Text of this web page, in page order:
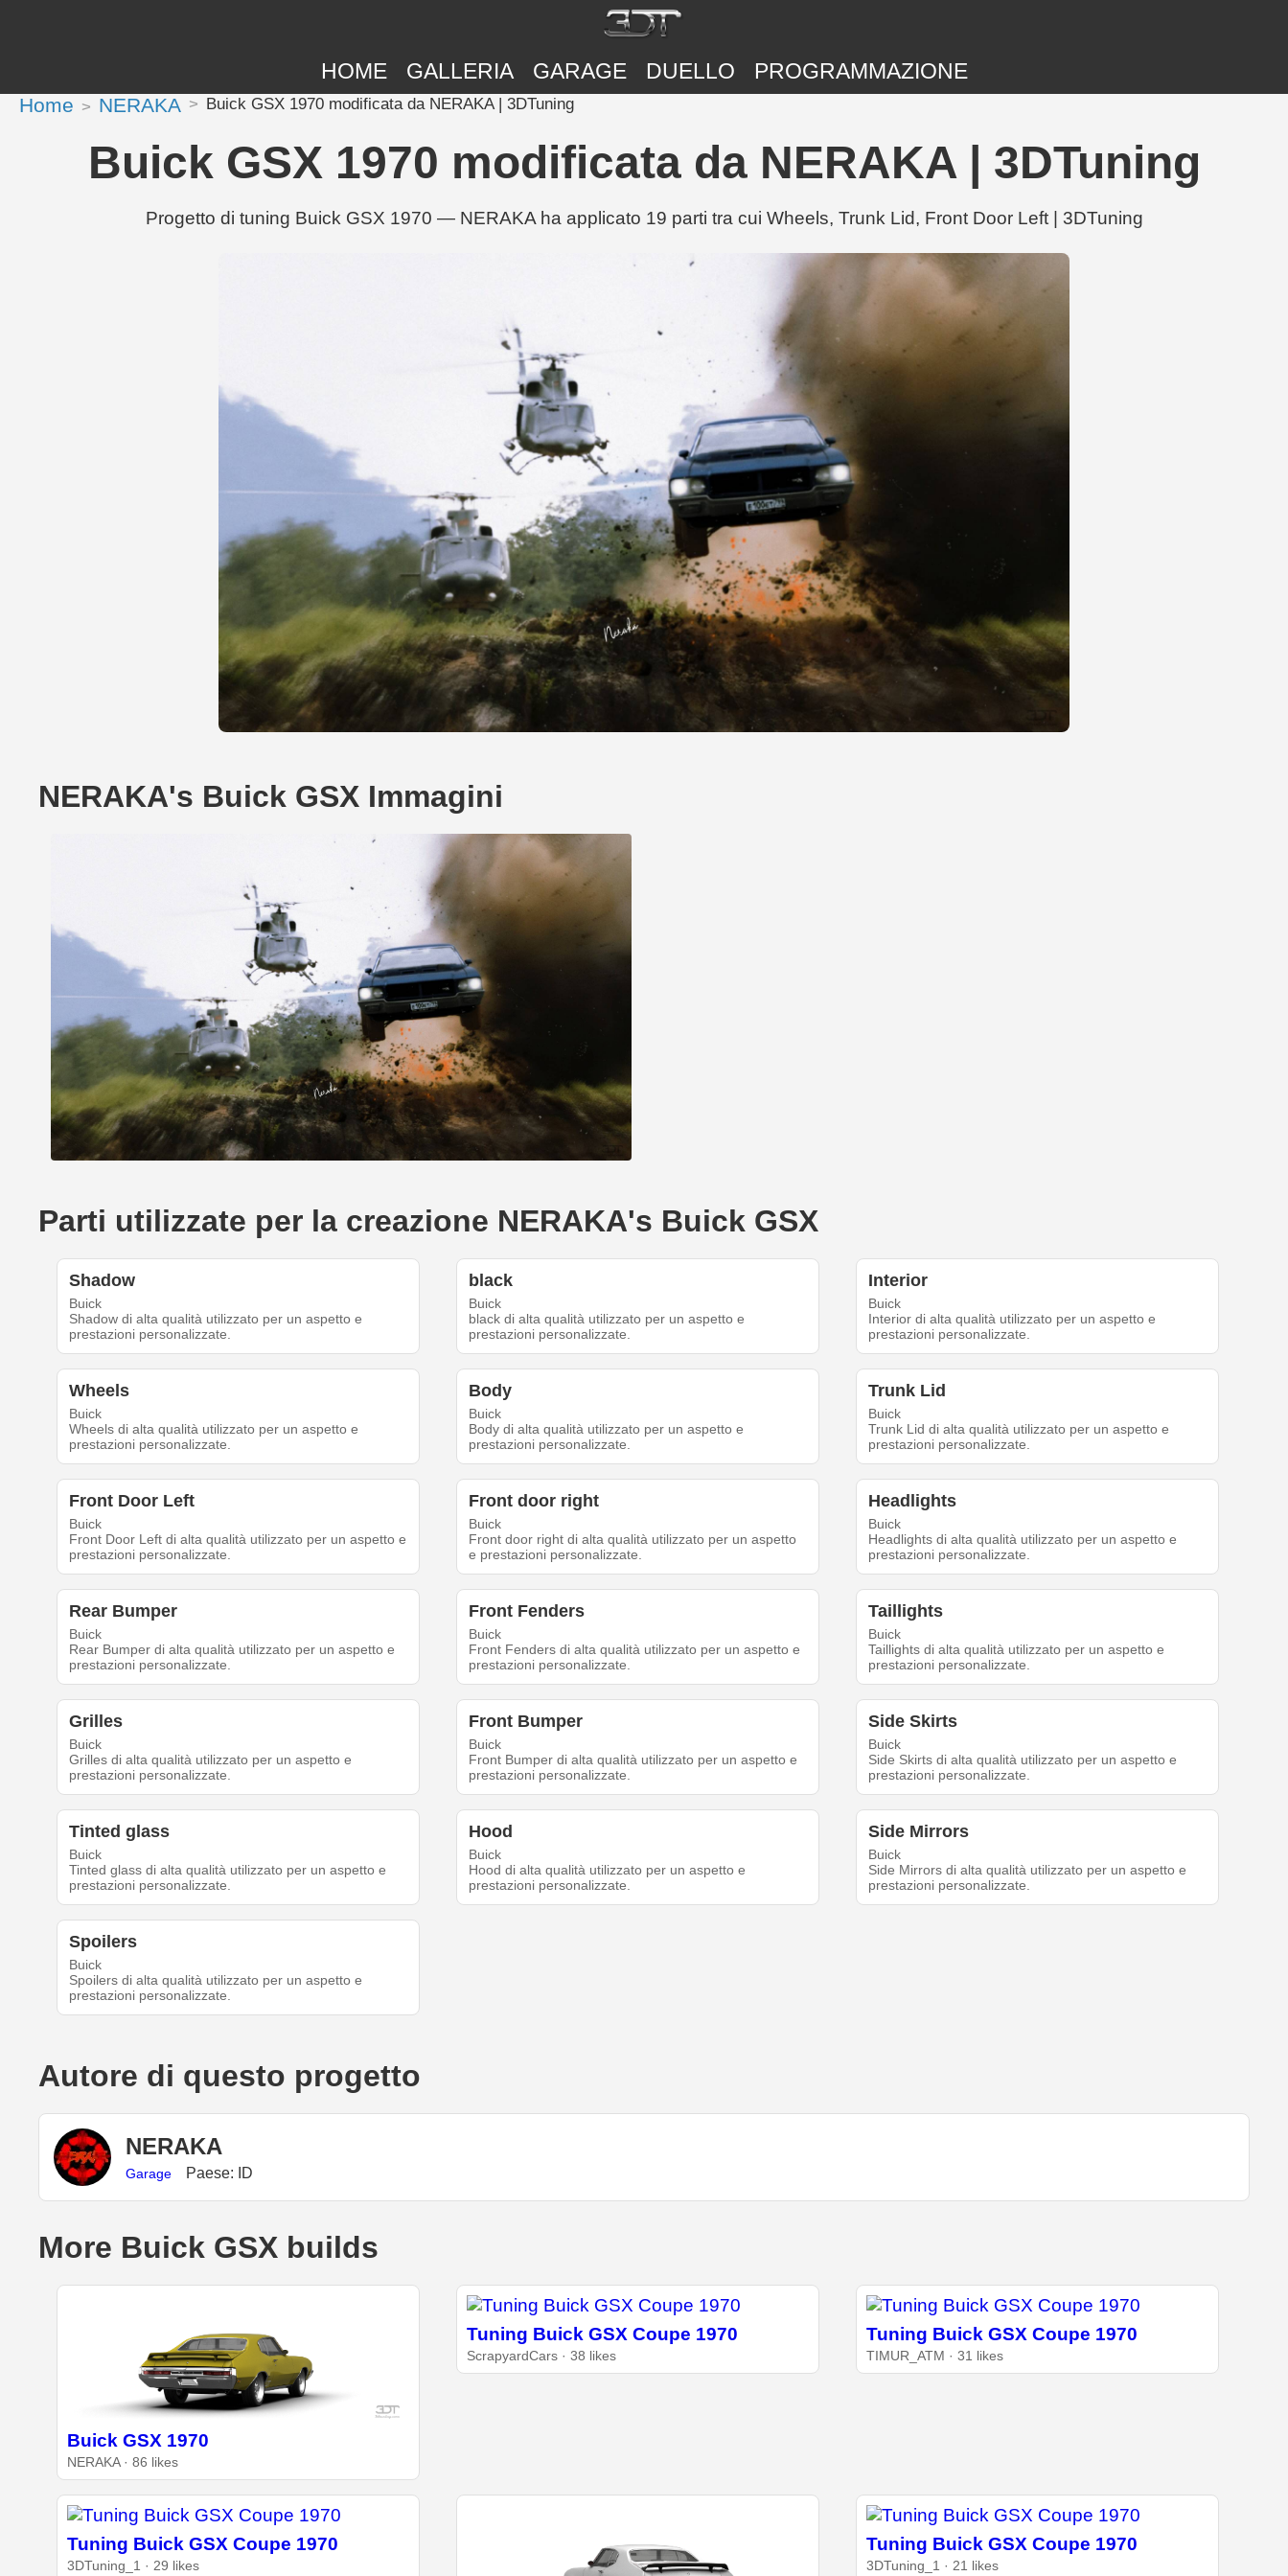
HOME GALLERIA GARAGE DUELLO PROGRAMMAZIONE
Home NERAKA Buick GSX 1970 modificata da NERAKA | 3DTuning
Buick GSX 1970 modificata da NERAKA | 3DTuning
Progetto di tuning Buick GSX 1970 — NERAKA ha applicato 19 parti tra cui Wheels, Trunk Lid, Front Door Left | 3DTuning
NERAKA's Buick GSX Immagini
Parti utilizzate per la creazione NERAKA's Buick GSX
Shadow
Buick
Shadow di alta qualità utilizzato per un aspetto e
prestazioni personalizzate.
black
Buick
black di alta qualità utilizzato per un aspetto e
prestazioni personalizzate.
Interior
Buick
Interior di alta qualità utilizzato per un aspetto e
prestazioni personalizzate.
Wheels
Buick
Wheels di alta qualità utilizzato per un aspetto e
prestazioni personalizzate.
Body
Buick
Body di alta qualità utilizzato per un aspetto e
prestazioni personalizzate.
Trunk Lid
Buick
Trunk Lid di alta qualità utilizzato per un aspetto e
prestazioni personalizzate.
Front Door Left
Buick
Front Door Left di alta qualità utilizzato per un aspetto e
prestazioni personalizzate.
Front door right
Buick
Front door right di alta qualità utilizzato per un aspetto
e prestazioni personalizzate.
Headlights
Buick
Headlights di alta qualità utilizzato per un aspetto e
prestazioni personalizzate.
Rear Bumper
Buick
Rear Bumper di alta qualità utilizzato per un aspetto e
prestazioni personalizzate.
Front Fenders
Buick
Front Fenders di alta qualità utilizzato per un aspetto e
prestazioni personalizzate.
Taillights
Buick
Taillights di alta qualità utilizzato per un aspetto e
prestazioni personalizzate.
Grilles
Buick
Grilles di alta qualità utilizzato per un aspetto e
prestazioni personalizzate.
Front Bumper
Buick
Front Bumper di alta qualità utilizzato per un aspetto e
prestazioni personalizzate.
Side Skirts
Buick
Side Skirts di alta qualità utilizzato per un aspetto e
prestazioni personalizzate.
Tinted glass
Buick
Tinted glass di alta qualità utilizzato per un aspetto e
prestazioni personalizzate.
Hood
Buick
Hood di alta qualità utilizzato per un aspetto e
prestazioni personalizzate.
Side Mirrors
Buick
Side Mirrors di alta qualità utilizzato per un aspetto e
prestazioni personalizzate.
Spoilers
Buick
Spoilers di alta qualità utilizzato per un aspetto e
prestazioni personalizzate.
Autore di questo progetto
NERAKA
Garage Paese: ID
More Buick GSX builds
Buick GSX 1970
NERAKA · 86 likes
Tuning Buick GSX Coupe 1970
ScrapyardCars · 38 likes
Tuning Buick GSX Coupe 1970
TIMUR_ATM · 31 likes
Tuning Buick GSX Coupe 1970
3DTuning_1 · 29 likes
Tuning Buick GSX Coupe 1970
3DTuning_1 · 21 likes